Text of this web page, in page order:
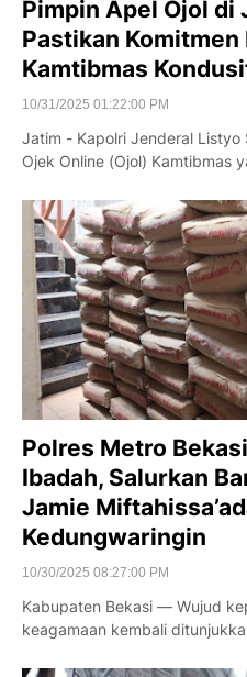
Pimpin Apel Ojol di
Pastikan
Kamtibmas
10/31/2025 01:22:00 PM
Jatim - Kapolri Jenderal Listyo
Ojek Online (Ojol) Kamtibmas
Polres Metro
Ibadah, Salurkan
Jamie
Kedungwaringin
10/30/2025 08:27:00 PM
Kabupaten Bekasi — Wujud
keagamaan kembali